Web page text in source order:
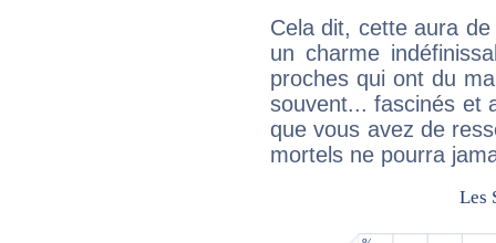
Cela dit, cette aura
un charme
proches qui ont du
souvent... fascinés et
que vous avez de
mortels ne pourra